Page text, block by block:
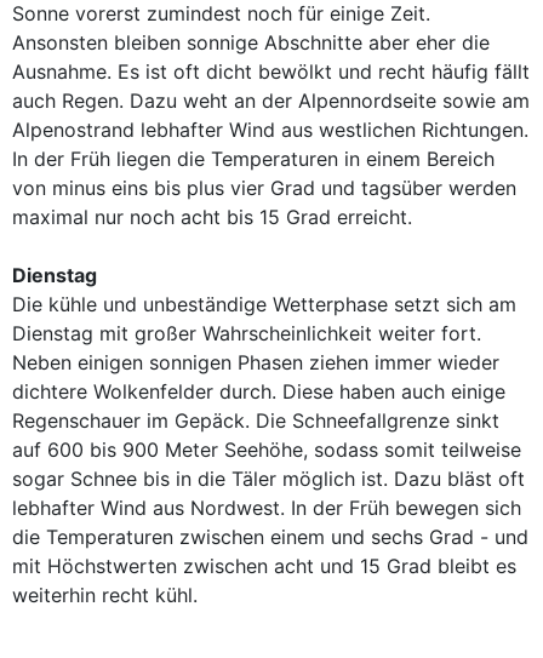
Sonne vorerst zumindest noch für einige Zeit.
Ansonsten bleiben sonnige Abschnitte aber eher die
Ausnahme. Es ist oft dicht bewölkt und recht häufig fällt
auch Regen. Dazu weht an der Alpennordseite sowie am
Alpenostrand lebhafter Wind aus westlichen Richtungen.
In der Früh liegen die Temperaturen in einem Bereich
von minus eins bis plus vier Grad und tagsüber werden
maximal nur noch acht bis 15 Grad erreicht.
Dienstag
Die kühle und unbeständige Wetterphase setzt sich am
Dienstag mit großer Wahrscheinlichkeit weiter fort.
Neben einigen sonnigen Phasen ziehen immer wieder
dichtere Wolkenfelder durch. Diese haben auch einige
Regenschauer im Gepäck. Die Schneefallgrenze sinkt
auf 600 bis 900 Meter Seehöhe, sodass somit teilweise
sogar Schnee bis in die Täler möglich ist. Dazu bläst oft
lebhafter Wind aus Nordwest. In der Früh bewegen sich
die Temperaturen zwischen einem und sechs Grad - und
mit Höchstwerten zwischen acht und 15 Grad bleibt es
weiterhin recht kühl.